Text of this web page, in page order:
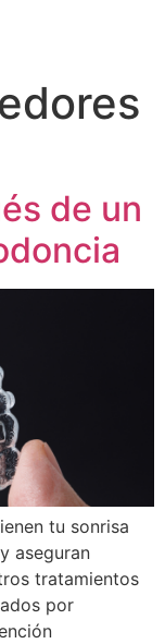
de un
tu sonrisa
aseguran
tratamientos
por